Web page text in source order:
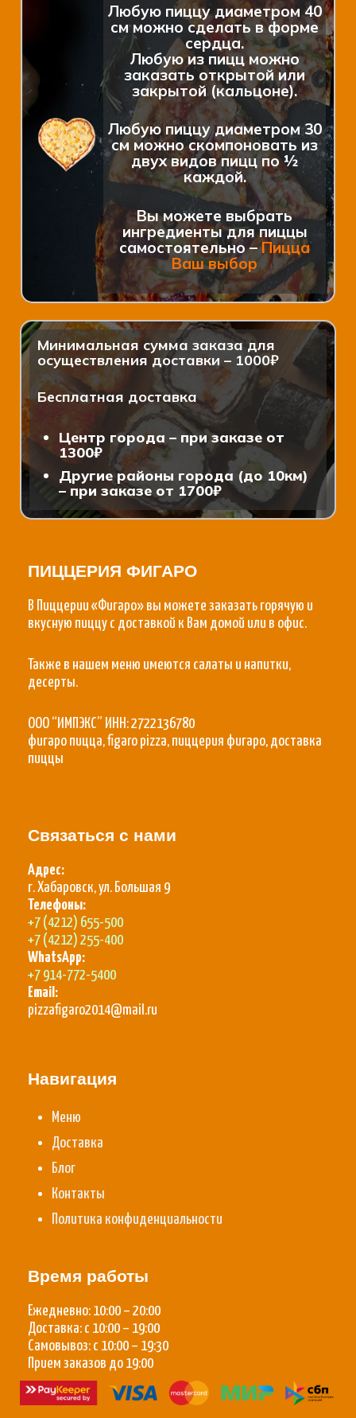
Любую пиццу диаметром 40
см можно сделать в форме
сердца.
Любую из пицц можно
заказать открытой или
закрытой (кальцоне).
Любую пиццу диаметром 30
см можно скомпоновать из
двух видов пицц по ½
каждой.
Вы можете выбрать
ингредиенты для пиццы
самостоятельно –Пицца
Ваш выбор
Минимальная сумма заказа для
осуществления доставки – 1000₽
Бесплатная доставка
Центр города – при заказе от
1300₽
Другие районы города (до 10км)
– при заказе от 1700₽
ПИЦЦЕРИЯ ФИГАРО
В Пиццерии «Фигаро» вы можете заказать горячую и
вкусную пиццу с доставкой к Вам домой или в офис.
Также в нашем меню имеются салаты и напитки,
десерты.
ООО “ИМПЭКС” ИНН: 2722136780
фигаро пицца, figaro pizza, пиццерия фигаро, доставка
пиццы
Связаться с нами
Адрес:
г. Хабаровск, ул. Большая 9
Телефоны:
+7 (4212) 655-500
+7 (4212) 255-400
WhatsApp:
+7 914-772-5400
Email:
pizzafigaro2014@mail.ru
Навигация
Меню
Доставка
Блог
Контакты
Политика конфиденциальности
Время работы
Ежедневно: 10:00 – 20:00
Доставка: с 10:00 – 19:00
Самовывоз: с 10:00 – 19:30
Прием заказов до 19:00